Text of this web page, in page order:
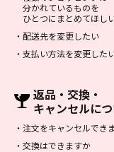
分かれているものを
ひとつにまとめてほし
・ 配送先を変更したい
・ 支払い方法を変更した
返品・交換・
キャンセルに
・ 注文をキャンセルでき
・ 交換はできますか